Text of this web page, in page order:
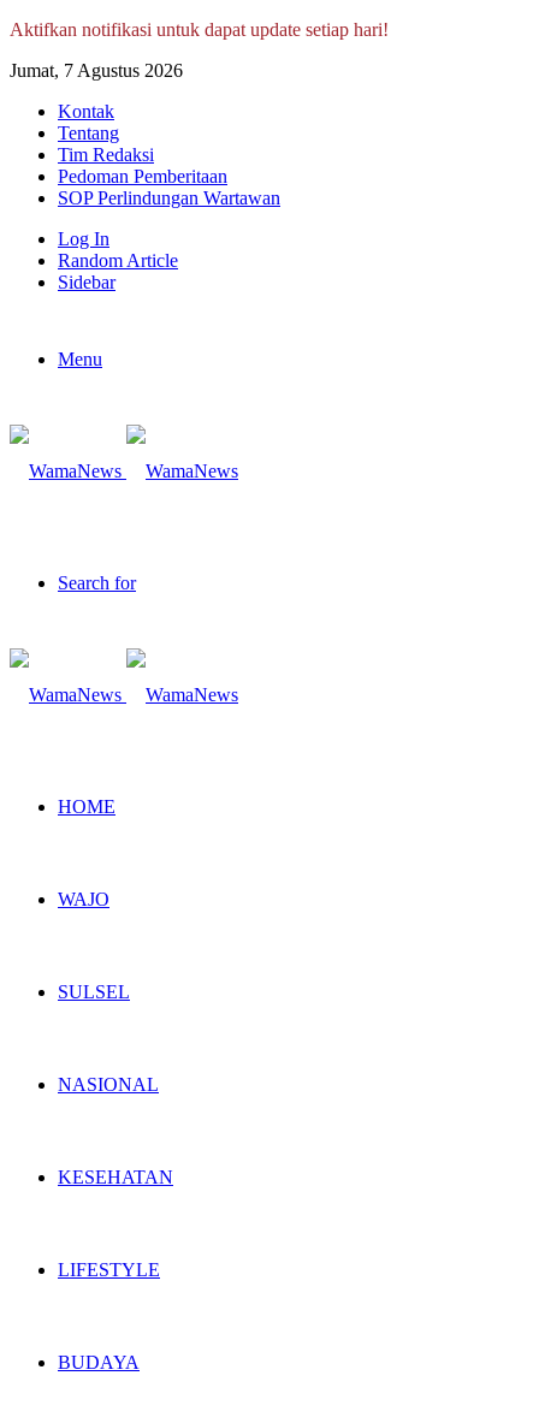
Aktifkan notifikasi untuk dapat update setiap hari!
Jumat, 7 Agustus 2026
Kontak
Tentang
Tim Redaksi
Pedoman Pemberitaan
SOP Perlindungan Wartawan
Log In
Random Article
Sidebar
Menu
Search for
HOME
WAJO
SULSEL
NASIONAL
KESEHATAN
LIFESTYLE
BUDAYA